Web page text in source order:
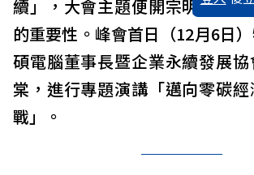
續」，大會主題便開宗明義點出
的重要性。峰會首日（12月6日
碩電腦董事長暨企業永續發展
棠，進行專題演講「邁向零碳
戰」。